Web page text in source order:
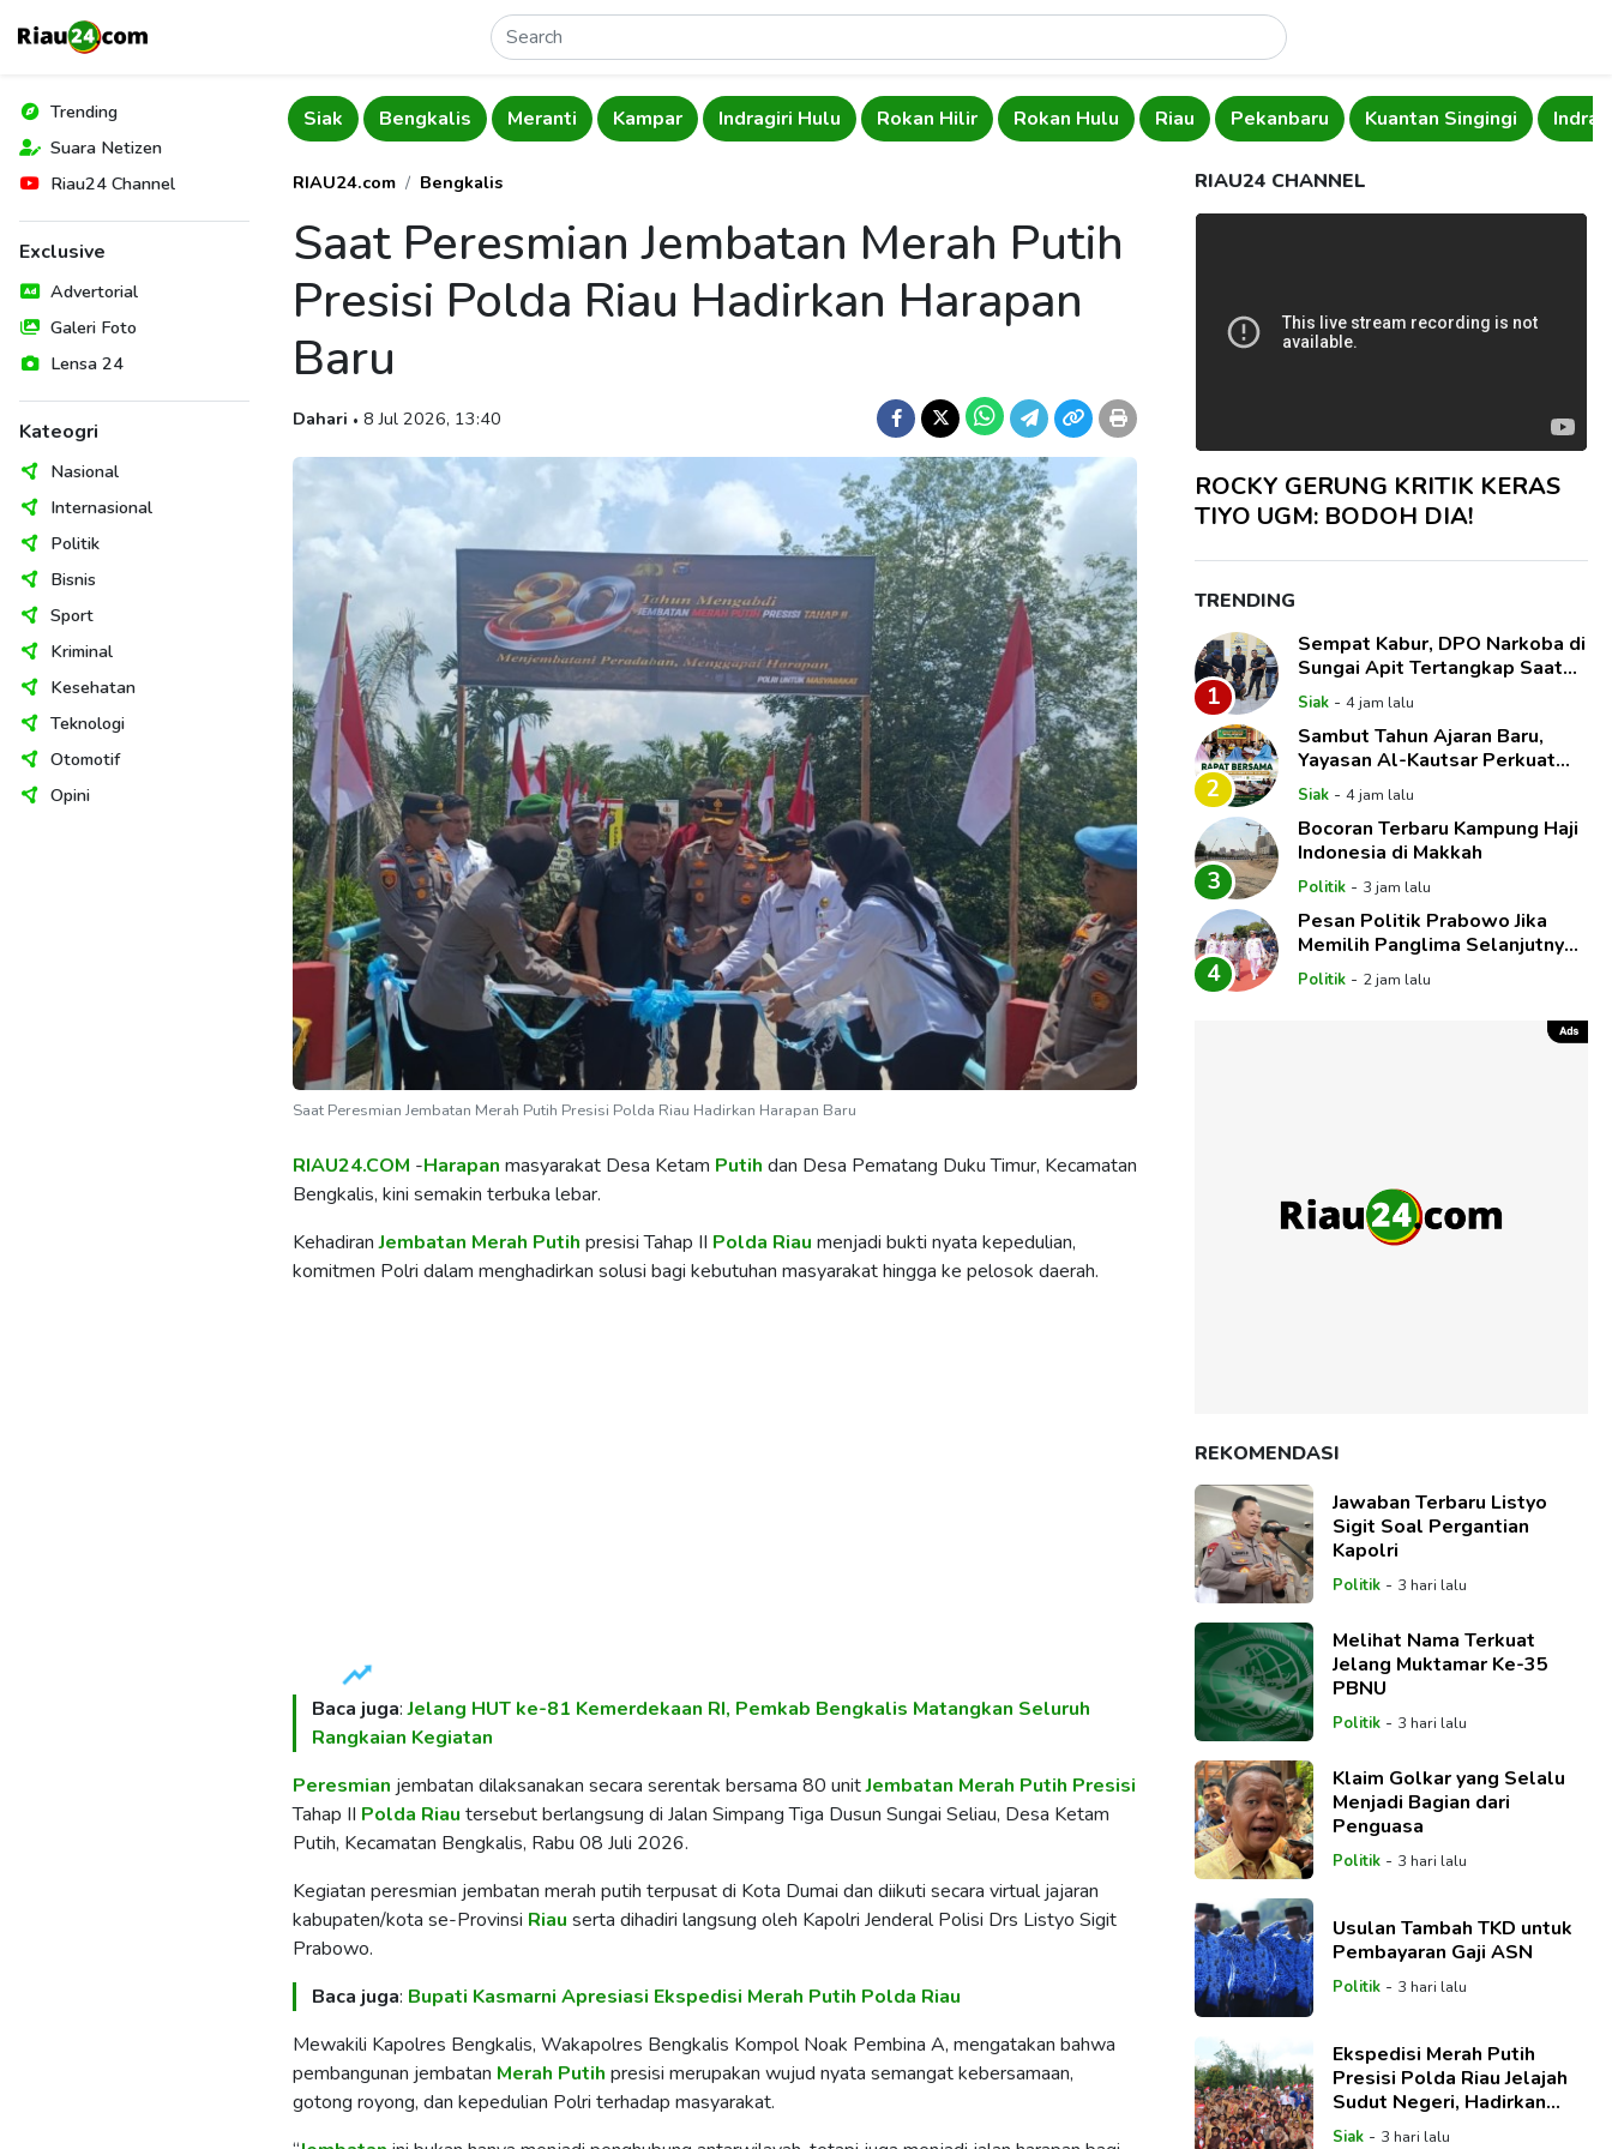
Trending
Suara Netizen
Riau24 Channel
Exclusive
Advertorial
Galeri Foto
Lensa 24
Kateogri
Nasional
Internasional
Politik
Bisnis
Sport
Kriminal
Kesehatan
Teknologi
Otomotif
Opini
Kampar Indragiri Hulu Rokan Hilir Rokan Hulu Riau Pekanbaru Kuantan Singingi
Siak Bengkalis Meranti
RIAU24.com Bengkalis
Saat Peresmian Jembatan Merah Putih
Presisi Polda Riau Hadirkan Harapan
Baru
Dahari • 8 Jul 2026, 13:40
Saat Peresmian Jembatan Merah Putih Presisi Polda Riau Hadirkan Harapan Baru
RIAU24.COM -Harapan masyarakat Desa Ketam Putih dan Desa Pematang Duku Timur, Kecamatan
Bengkalis, kini semakin terbuka lebar.
KehadiranJembatan Merah Putih presisi Tahap II Polda Riau menjadi bukti nyata kepedulian,
komitmen Polri dalam menghadirkan solusi bagi kebutuhan masyarakat hingga ke pelosok daerah.
Baca juga:Jelang HUT ke-81 Kemerdekaan RI, Pemkab Bengkalis Matangkan Seluruh
Rangkaian Kegiatan
Peresmian jembatan dilaksanakan secara serentak bersama 80 unitJembatan Merah Putih Presisi
Tahap II Polda Riau tersebut berlangsung di Jalan Simpang Tiga Dusun Sungai Seliau, Desa Ketam
Putih, Kecamatan Bengkalis, Rabu 08 Juli 2026.
Kegiatan peresmian jembatan merah putih terpusat di Kota Dumai dan diikuti secara virtual jajaran
kabupaten/kota se-Provinsi Riau serta dihadiri langsung oleh Kapolri Jenderal Polisi Drs Listyo Sigit
Prabowo.
Baca juga: Bupati Kasmarni Apresiasi Ekspedisi Merah Putih Polda Riau
Mewakili Kapolres Bengkalis, Wakapolres Bengkalis Kompol Noak Pembina A, mengatakan bahwa
pembangunan jembatan Merah Putih presisi merupakan wujud nyata semangat kebersamaan,
gotong royong, dan kepedulian Polri terhadap masyarakat.
RIAU24 CHANNEL
ROCKY GERUNG KRITIK KERAS
TIYO UGM: BODOH DIA!
TRENDING
1
Sempat Kabur, DPO Narkoba di
Sungai Apit Tertangkap Saat
Ngumpet di Balik Kelambu
Siak - 4 jam lalu
2
Sambut Tahun Ajaran Baru,
Yayasan Al-Kautsar Perkuat
Visi dan Program Unggulan
Pendidikan
Siak - 4 jam lalu
3
Bocoran Terbaru Kampung Haji
Indonesia di Makkah
Politik - 3 jam lalu
4
Pesan Politik Prabowo Jika
Memilih Panglima Selanjutnya
dari Matra Laut
Politik - 2 jam lalu
REKOMENDASI
Jawaban Terbaru Listyo
Sigit Soal Pergantian
Kapolri
Politik- 3 hari lalu
Melihat Nama Terkuat
Jelang Muktamar Ke-35
PBNU
Politik- 3 hari lalu
Klaim Golkar yang Selalu
Menjadi Bagian dari
Penguasa
Politik- 3 hari lalu
Usulan Tambah TKD untuk
Pembayaran Gaji ASN
Politik- 3 hari lalu
Ekspedisi Merah Putih
Presisi Polda Riau Jelajah
Sudut Negeri, Hadirkan
Senyuman di Kampung
Siak- 3 hari lalu